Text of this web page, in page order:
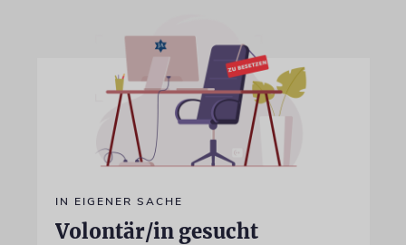
IN EIGENER SACHE
Volontär/in gesucht